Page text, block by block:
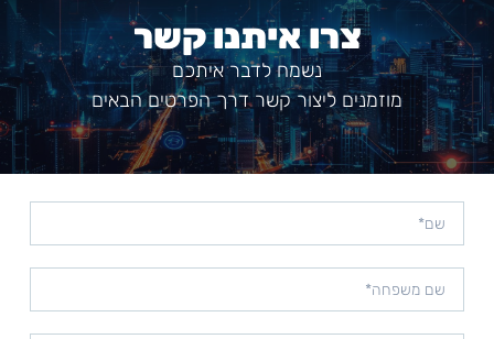
צרו איתנו קשר
נשמח לדבר איתכם
מוזמנים ליצור קשר דרך הפרטים הבאים